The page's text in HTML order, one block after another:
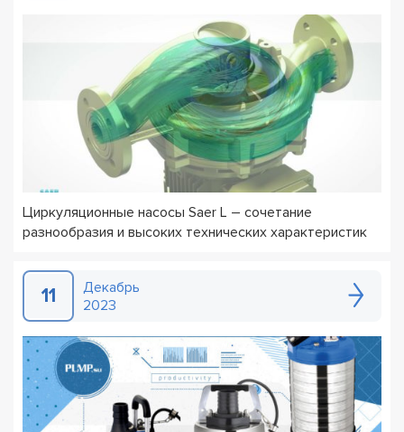
Циркуляционные насосы Saer L – сочетание
разнообразия и высоких технических характеристик
11
Декабрь
2023